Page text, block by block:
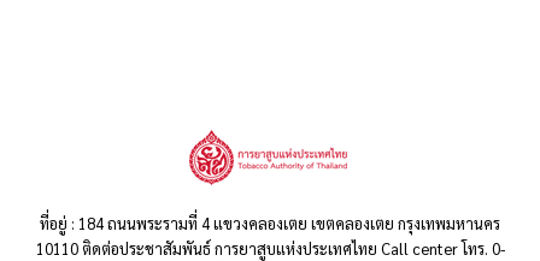
ที่อยู่ : 184 ถนนพระรามที่ 4 แขวงคลองเตย เขตคลองเตย กรุงเทพมหานคร
10110 ติดต่อประชาสัมพันธ์ การยาสูบแห่งประเทศไทย Call center โทร. 0-